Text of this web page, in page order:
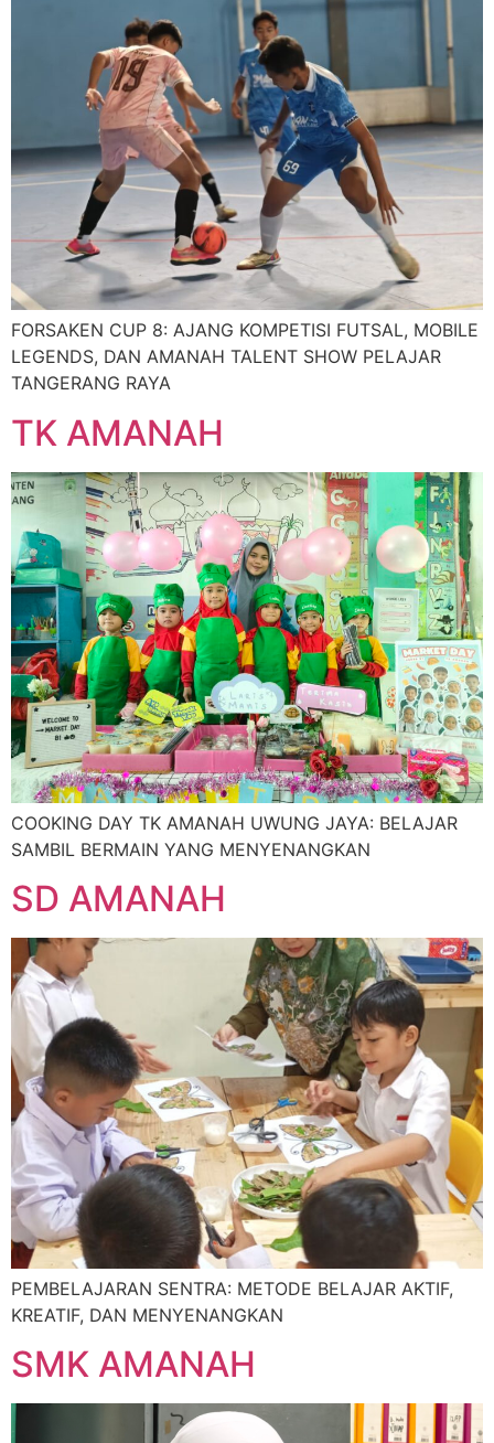
FORSAKEN CUP 8: AJANG KOMPETISI FUTSAL, MOBILE
LEGENDS, DAN AMANAH TALENT SHOW PELAJAR
TANGERANG RAYA
TK AMANAH
COOKING DAY TK AMANAH UWUNG JAYA: BELAJAR
SAMBIL BERMAIN YANG MENYENANGKAN
SD AMANAH
PEMBELAJARAN SENTRA: METODE BELAJAR AKTIF,
KREATIF, DAN MENYENANGKAN
SMK AMANAH